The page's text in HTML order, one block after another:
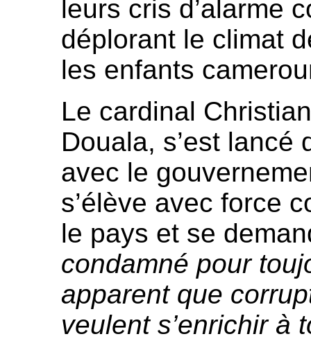
leurs cris d’alarme
déplorant le climat
les enfants
Le cardinal
Douala, s’est lancé
avec le
s’élève avec force
le pays et se
condamné pour
apparent que
veulent s’enrichir à